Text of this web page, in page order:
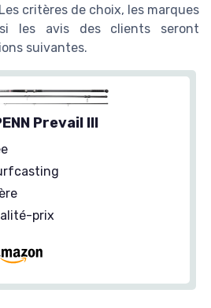
critères de choix, les marques
les avis des clients seront
suivantes.
Prevail III
prix